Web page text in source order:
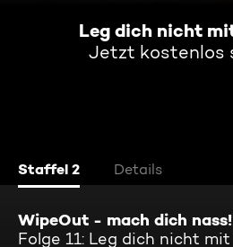
Leg dich nicht
Jetzt kostenlos
Staffel 2 Details
WipeOut - mach dich nass!
Folge 11: Leg dich nicht